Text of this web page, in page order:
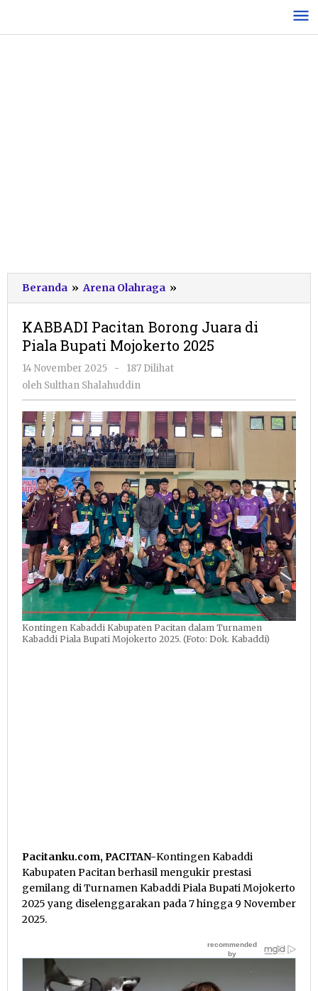
konten
Beranda » Arena Olahraga »
Pacitan
Juara
di
KABBADI Pacitan Borong Juara di
Piala Bupati Mojokerto 2025
14 November 2025
oleh
Sulthan
-
187 Dilihat
oleh Sulthan Shalahuddin
Kontingen Kabaddi Kabupaten Pacitan dalam Turnamen
Kabaddi Piala Bupati Mojokerto 2025. (Foto: Dok. Kabaddi)
Pacitanku.com, PACITAN-Kontingen Kabaddi
Kabupaten Pacitan berhasil mengukir prestasi
gemilang di Turnamen Kabaddi Piala Bupati Mojokerto
2025 yang diselenggarakan pada 7 hingga 9 November
2025.